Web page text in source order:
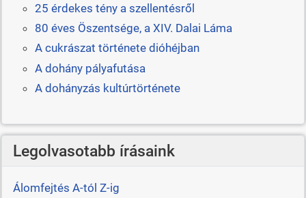
25 érdekes tény a szellentésről
80 éves Öszentsége, a XIV. Dalai Láma
A cukrászat története dióhéjban
A dohány pályafutása
A dohányzás kultúrtörténete
Legolvasotabb írásaink
Álomfejtés A-tól Z-ig